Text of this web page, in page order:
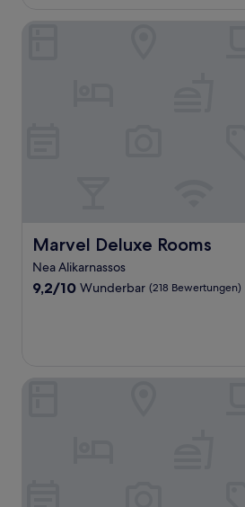
Marvel Deluxe Rooms
Marvel Deluxe Rooms
Nea Alikarnassos
9.2
9,2/10 Wunderbar (218 Bewertungen)